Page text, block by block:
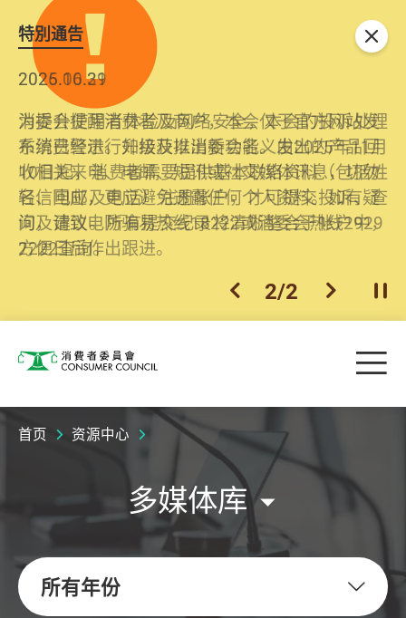
特別通告
2026.06.29
消委会提醒消费者及商户，本会仅于官方网站发
布消费警示。如接获以消委会名义发出的产品回
收相关来电、电邮、短讯或社交媒体讯息，切勿
轻信回应，更应避免透露任何个人资料。如有疑
问，请致电防骗易热线18222或消委会热线2929
2222查询。
2025.10.31
为提升使用者体验及网络安全，本会的投诉处理
系统已经进行升级及推出新功能。由2025年11月
10日起，消费者需要提供基本联络资料（包括姓
名、电邮及电话）注册帐户，才可提交投诉、查
询及建议。所有提交纪录将清晰整合于帐户中，
方便日后作出跟进。
上一个
2/2 下一个开
关闭
消费者委员会 目
首页 资源中心
多媒体库
所有年份